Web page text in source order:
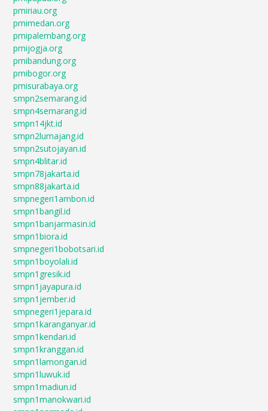
pmiriau.org
pmimedan.org
pmipalembang.org
pmijogja.org
pmibandung.org
pmibogor.org
pmisurabaya.org
smpn2semarang.id
smpn4semarang.id
smpn14jkt.id
smpn2lumajang.id
smpn2sutojayan.id
smpn4blitar.id
smpn78jakarta.id
smpn88jakarta.id
smpnegeri1ambon.id
smpn1bangil.id
smpn1banjarmasin.id
smpn1biora.id
smpnegeri1bobotsari.id
smpn1boyolali.id
smpn1gresik.id
smpn1jayapura.id
smpn1jember.id
smpnegeri1jepara.id
smpn1karanganyar.id
smpn1kendari.id
smpn1kranggan.id
smpn1lamongan.id
smpn1luwuk.id
smpn1madiun.id
smpn1manokwari.id